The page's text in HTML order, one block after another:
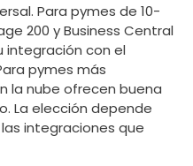
Para pymes de 10-
200 y Business Central
integración con el
pymes más
la nube ofrecen buena
La elección depende
integraciones que